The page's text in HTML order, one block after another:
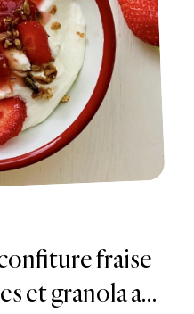
et pâte à
coco &